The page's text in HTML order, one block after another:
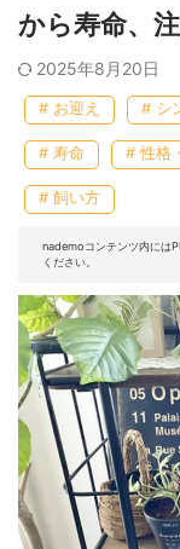
から寿命、
2025年8月20日
# お迎え # シ
# 寿命 # 性格
# 飼い方
nademoコンテンツ内には
ください。